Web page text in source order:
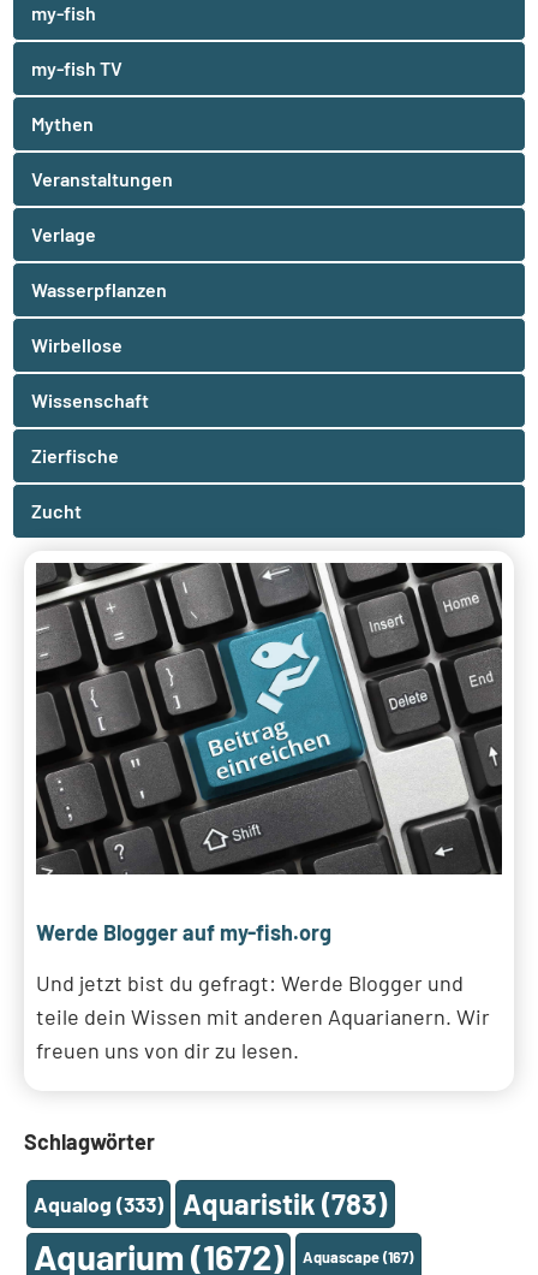
my-fish
my-fish TV
Mythen
Veranstaltungen
Verlage
Wasserpflanzen
Wirbellose
Wissenschaft
Zierfische
Zucht
Werde Blogger auf my-fish.org
Und jetzt bist du gefragt: Werde Blogger und
teile dein Wissen mit anderen Aquarianern. Wir
freuen uns von dir zu lesen.
Schlagwörter
Aqualog (333) Aquaristik (783)
Aquarium (1672) Aquascape(167)